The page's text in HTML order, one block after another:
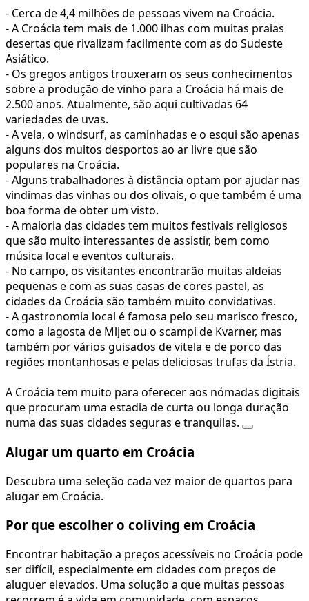
- Cerca de 4,4 milhões de pessoas vivem na Croácia.
- A Croácia tem mais de 1.000 ilhas com muitas praias
desertas que rivalizam facilmente com as do Sudeste
Asiático.
- Os gregos antigos trouxeram os seus conhecimentos
sobre a produção de vinho para a Croácia há mais de
2.500 anos. Atualmente, são aqui cultivadas 64
variedades de uvas.
- A vela, o windsurf, as caminhadas e o esqui são apenas
alguns dos muitos desportos ao ar livre que são
populares na Croácia.
- Alguns trabalhadores à distância optam por ajudar nas
vindimas das vinhas ou dos olivais, o que também é uma
boa forma de obter um visto.
- A maioria das cidades tem muitos festivais religiosos
que são muito interessantes de assistir, bem como
música local e eventos culturais.
- No campo, os visitantes encontrarão muitas aldeias
pequenas e com as suas casas de cores pastel, as
cidades da Croácia são também muito convidativas.
- A gastronomia local é famosa pelo seu marisco fresco,
como a lagosta de Mljet ou o scampi de Kvarner, mas
também por vários guisados de vitela e de porco das
regiões montanhosas e pelas deliciosas trufas da Ístria.
A Croácia tem muito para oferecer aos nómadas digitais
que procuram uma estadia de curta ou longa duração
numa das suas cidades seguras e tranquilas.
Alugar um quarto em Croácia
Descubra uma seleção cada vez maior de quartos para
alugar em Croácia.
Por que escolher o coliving em Croácia
Encontrar habitação a preços acessíveis no Croácia pode
ser difícil, especialmente em cidades com preços de
aluguer elevados. Uma solução a que muitas pessoas